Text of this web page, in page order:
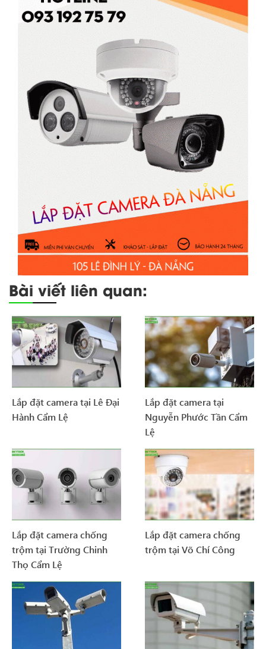
Bài viết liên quan:
Lắp đặt camera tại Lê Đại
Hành Cẩm Lệ
Lắp đặt camera tại
Nguyễn Phước Tần Cẩm
Lệ
Lắp đặt camera chống
trộm tại Trường Chinh
Thọ Cẩm Lệ
Lắp đặt camera chống
trộm tại Võ Chí Công